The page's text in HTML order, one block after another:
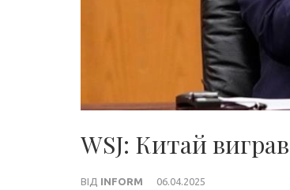
WSJ: Китай
ВІД INFORM 06.04.2025